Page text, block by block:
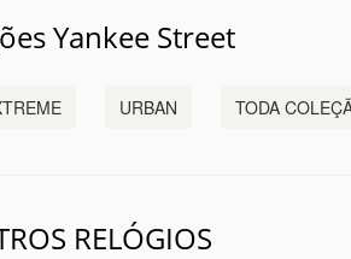
Yankee Street
URBAN TODA
RELÓGIOS